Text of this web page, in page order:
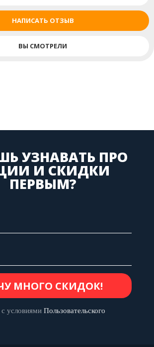
НАПИСАТЬ ОТЗЫВ
ВЫ СМОТРЕЛИ
УЗНАВАТЬ ПРО
И СКИДКИ
ПЕРВЫМ?
условиями Пользовательского